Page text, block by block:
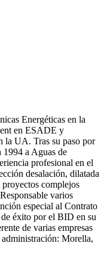
Energéticas en la
en ESADE y
la UA. Tras su paso por
a Aguas de
profesional en el
desalación, dilatada
complejos
varios
especial al Contrato
éxito por el BID en su
de varias empresas
Morella,